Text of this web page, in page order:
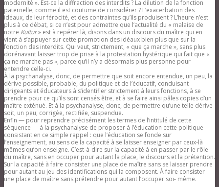
modernité ». Est-ce la diffraction des interdits ? La dilution de la fonction
paternelle, comme il est coutume de considérer ? L’exacerbation des
idéaux, de leur férocité, et des contraintes qu’ils produisent ? L’heure n’est
plus à ce débat, si ce n’est pour admettre que l’actualité du « malaise de
notre Kultur» est à repérer là, disons dans un discours du maître qui en
vient à s’appuyer sur cette promotion des idéaux bien plus que sur la
fonction des interdits. Qui veut, strictement, « que ça marche », sans plus
dorénavant laisser trop de prise à la protestation hystérique qui fait que «
ça ne marche pas », parce qu’il n’y a désormais plus personne pour
entendre celle-ci.
À la psychanalyse, donc, de permettre que soit encore entendue, un peu, la
dérive possible, probable, du politique et de l’éducatif, conduisant
dirigeants et éducateurs à s’identifier strictement à leurs fonctions, à se
prendre pour ce qu’ils sont censés être, et à se faire ainsi pâles copies d’un
maître exténué. Et à la psychanalyse, donc, de permettre qu’une telle dérive
soit, un peu, corrigée, rectifiée, suspendue.
Enfin — pour reprendre précisément les termes de l’intitulé de cette
séquence — à la psychanalyse de proposer à l’éducation cette politique
consistant en ce simple rappel : que l’éducation se fonde sur
l’enseignement, au sens de la capacité à se laisser enseigner par ceux-là
mêmes qu’on enseigne. C’est-à-dire sur la capacité à en passer par le rôle
du maître, sans en occuper pour autant la place, le discours et la prétention.
Sur la capacité à faire consister une place de maître sans se laisser prendre
pour autant au jeu des identifications qui la composent. À faire consister
une place de maître sans prétendre pour autant l’occuper soi- même.